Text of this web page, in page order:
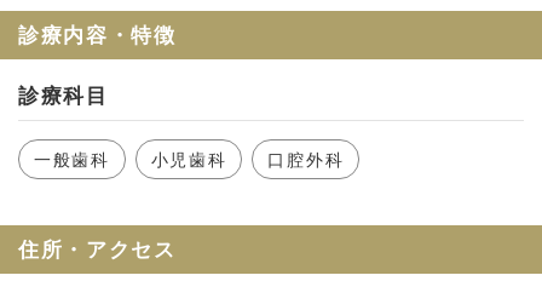
セルフチェック
診療内容・特徴
診療科目
一般歯科 小児歯科 口腔外科
住所・アクセス